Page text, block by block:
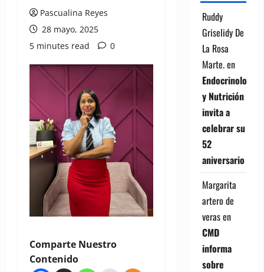
Pascualina Reyes
28 mayo, 2025
5 minutes read
0
Comparte Nuestro
Contenido
Ruddy
Griselidy De
La Rosa
Marte.en
Endocrinología
y Nutrición
invita a
celebrar su
52
aniversario
Margarita
artero de
verasen
CMD
informa
sobre